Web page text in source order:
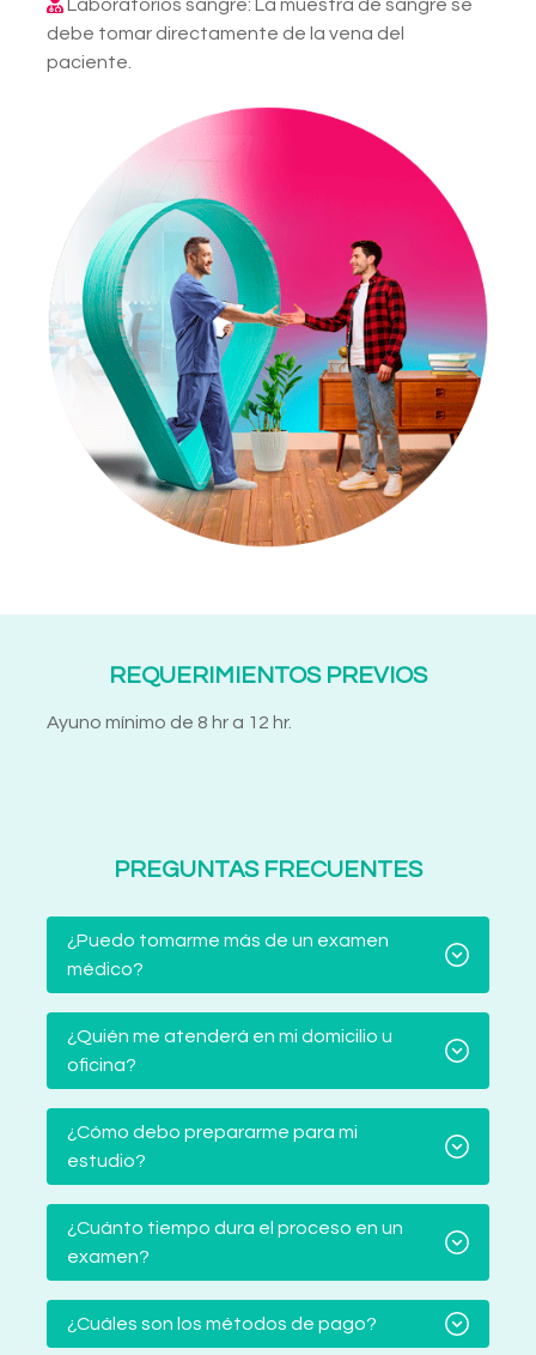
Laboratorios sangre: La muestra de sangre se
debe tomar directamente de la vena del
paciente.
REQUERIMIENTOS PREVIOS
Ayuno mínimo de 8 hr a 12 hr.
PREGUNTAS FRECUENTES
¿Puedo tomarme más de un examen
médico?
¿Quién me atenderá en mi domicilio u
oficina?
¿Cómo debo prepararme para mi
estudio?
¿Cuánto tiempo dura el proceso en un
examen?
¿Cuáles son los métodos de pago?